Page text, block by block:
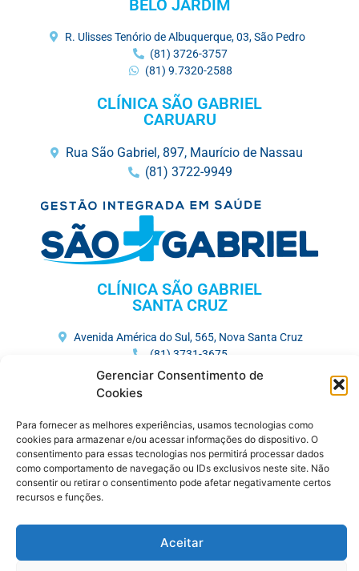
Gerenciar Consentimento de
Cookies
Para fornecer as melhores experiências, usamos tecnologias como
cookies para armazenar e/ou acessar informações do dispositivo. O
consentimento para essas tecnologias nos permitirá processar dados
como comportamento de navegação ou IDs exclusivos neste site. Não
consentir ou retirar o consentimento pode afetar negativamente certos
recursos e funções.
Aceitar
BELO JARDIM
R. Ulisses Tenório de Albuquerque, 03, São Pedro
(81) 3726-3757
(81) 9.7320-2588
CLÍNICA SÃO GABRIEL
CARUARU
Rua São Gabriel, 897, Maurício de Nassau
(81) 3722-9949
CLÍNICA SÃO GABRIEL
SANTA CRUZ
Avenida América do Sul, 565, Nova Santa Cruz
(81) 3731-3675
HOSPITAL MEMORIAL SÃO GABRIEL
Av. José Veríssimo, 752, Maurício de Nassau
(81) 3727-7250
CENTRO MÉDICO
R. Saldanha Marinho , 383, Maurício de Nassau
(81) 3721-6480
(81) 9.9401-8679